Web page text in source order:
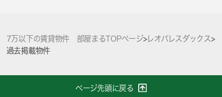
7万以下の賃貸物件 部屋まるTOPページ>レオパレスダックス>
過去掲載物件
ページ先頭に戻る